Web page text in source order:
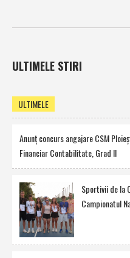
ULTIMELE STIRI
ULTIMELE
Anunţ concurs angajare CSM
Financiar Contabilitate, Grad II
Sportivii de la
Campionatul